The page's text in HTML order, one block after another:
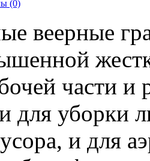
(0)
веерные
части и
для уборки
и для